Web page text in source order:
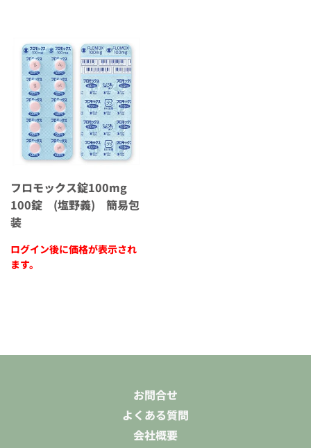
フロモックス錠100mg
100錠 (塩野義) 簡易包
装
ログイン後に価格が表示され
ます。
お問合せ
よくある質問
会社概要